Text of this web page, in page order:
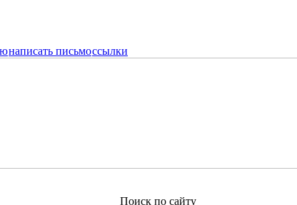
написать письмоссылки
Поиск по сайту